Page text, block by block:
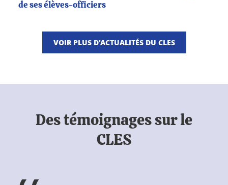
de ses élèves-officiers
VOIR PLUS D'ACTUALITÉS DU CLES
Des témoignages sur le
CLES